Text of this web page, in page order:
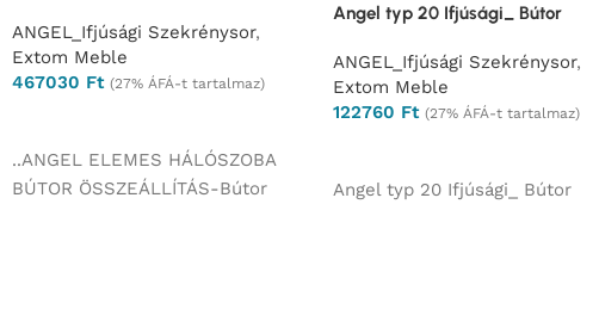
ANGEL_Ifjúsági Szekrénysor,
Extom Meble
467030 Ft (27% ÁFÁ-t tartalmaz)
..ANGEL ELEMES HÁLÓSZOBA
BÚTOR ÖSSZEÁLLÍTÁS-Bútor
Angel typ 20 Ifjúsági_ Bútor
ANGEL_Ifjúsági Szekrénysor,
Extom Meble
122760 Ft (27% ÁFÁ-t tartalmaz)
Angel typ 20 Ifjúsági_ Bútor